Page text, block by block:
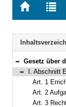
Zur
Zur
Bereich
Gesetz über die öffentlichen
Bereich
I. Abschnitt
Art. 1
Art. 2
Art. 3